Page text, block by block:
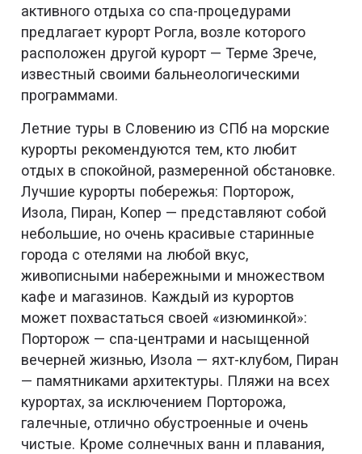
активного отдыха со спа-процедурами
предлагает курорт Рогла, возле которого
расположен другой курорт — Терме Зрече,
известный своими бальнеологическими
программами.
Летние туры в Словению из СПб на морские
курорты рекомендуются тем, кто любит
отдых в спокойной, размеренной обстановке.
Лучшие курорты побережья: Порторож,
Изола, Пиран, Копер — представляют собой
небольшие, но очень красивые старинные
города с отелями на любой вкус,
живописными набережными и множеством
кафе и магазинов. Каждый из курортов
может похвастаться своей «изюминкой»:
Порторож — спа-центрами и насыщенной
вечерней жизнью, Изола — яхт-клубом, Пиран
— памятниками архитектуры. Пляжи на всех
курортах, за исключением Порторожа,
галечные, отлично обустроенные и очень
чистые. Кроме солнечных ванн и плавания,